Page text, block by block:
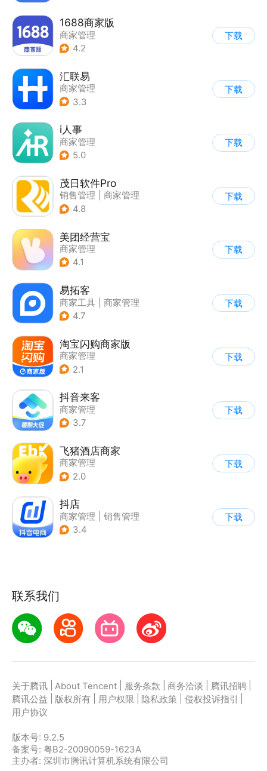
1688商家版
商家管理
4.2
下载
汇联易
商家管理
3.3
下载
i人事
商家管理
5.0
下载
茂日软件Pro
销售管理
商家管理
4.8
下载
美团经营宝
商家管理
4.1
下载
易拓客
商家工具
商家管理
4.7
下载
淘宝闪购商家版
商家管理
2.1
下载
抖音来客
商家管理
3.7
下载
飞猪酒店商家
商家管理
2.0
下载
抖店
商家管理
销售管理
3.4
下载
联系我们
关于腾讯 About Tencent 服务条款 商务洽谈 腾讯招聘
腾讯公益
版权所有 用户权限 隐私政策 侵权投诉指引
用户协议
版本号: 9.2.5
备案号: 粤B2-20090059-1623A
主办者: 深圳市腾讯计算机系统有限公司